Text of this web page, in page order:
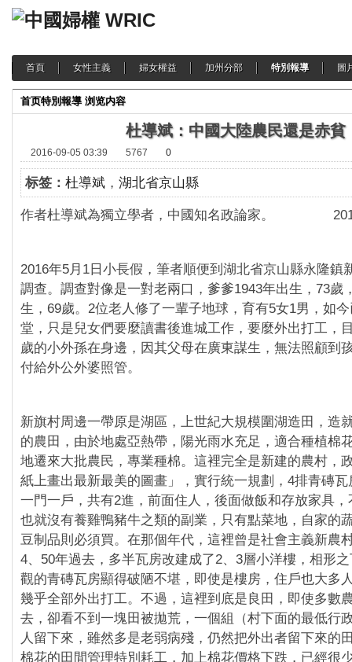
首頁 女性主義 婦女權益 加州分部 特別報導 圖
首页特別報導 浏览内容
杜導斌：中國大陸農民還是赤貧
2016-09-05 03:39 5767 0
标签： 杜導斌 ， 湖北省京山縣
作者杜導斌為獨立學者，中國知名政論家。
2016年5月1日小長假，筆者順便到湖北省京山縣永隆鎮
調查。調查對像是一對老兩口，爹爹1943年出生，73歲
生，69歲。2位老人修了一輩子地球，育有5女1男，如
堂，只是兒女們要麼讀書後進城工作，要麼外出打工，
歲的小外孫在身邊，因其父母在廣東謀生，無法照顧到
付給外公外婆照管。
新旗村周邊一帶原是湖區，上世紀大規模圍湖造田，造
的農田，由於地處亞熱帶，陽光雨水充足，適合種植棉
地遷來大批農民，專業種棉。這裡完全是新建的農村，
紙上畫出最新最美的圖畫」，實行統一規劃，4排青磚
一門一戶，共有2進，前面住人，後面做飯和存放家具
也就沒有養雞鴨豬牛之類的副業，只有點菜地，自家的
豆制品則必須買。在那個年代，這裡曾是社會主義新農
4、50年過去，多半瓦房改建成了2、3層小洋樓，相形
觀的青磚瓦房顯得破陋不堪，即使是樓房，住戶也大多
幾乎全部外出打工。不過，這裡到底是良田，即使多數
去，卻看不到一塊田被拋荒，一個組（村下面的最低行
人留下來，雖然多是老弱病殘，仍然把外出者留下來的
棉花的田間管理特別耗工，加上棉花價格下跌，已經很